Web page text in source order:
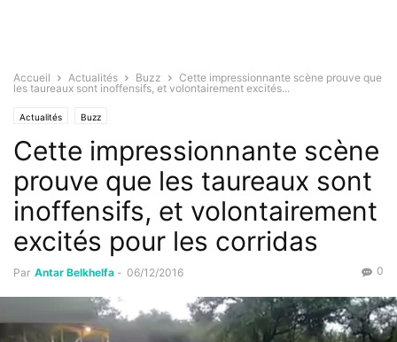
Accueil Actualités Buzz
Cette impressionnante scène prouve que
les taureaux sont inoffensifs, et volontairement excités...
Actualités Buzz
Cette impressionnante scène
prouve que les taureaux sont
inoffensifs, et volontairement
excités pour les corridas
Par Antar Belkhelfa - 06/12/2016 0